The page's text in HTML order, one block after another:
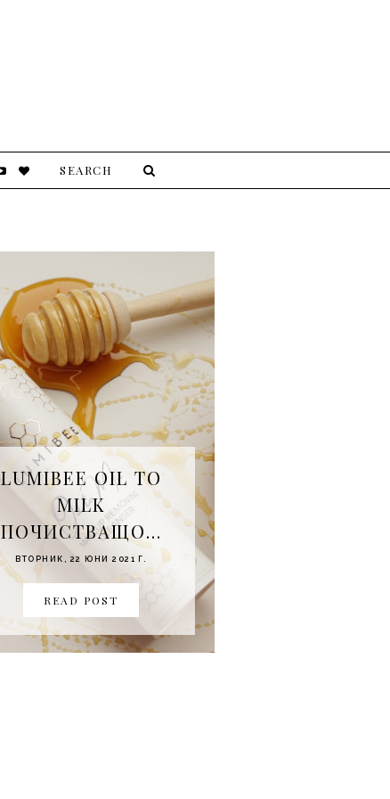
LUMIBEE OIL TO
MILK
ПОЧИСТВАЩО...
ВТОРНИК, 22 ЮНИ 2021 Г.
READ POST